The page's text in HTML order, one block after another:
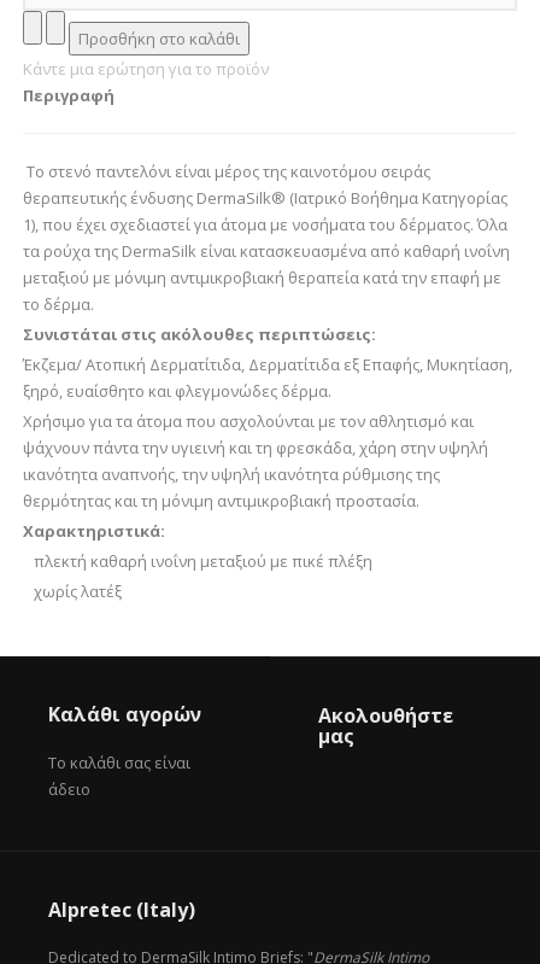
Κάντε μια ερώτηση για το προϊόν
Περιγραφή
Το στενό παντελόνι είναι μέρος της καινοτόμου σειράς
θεραπευτικής ένδυσης DermaSilk® (Ιατρικό Βοήθημα Κατηγορίας
1), που έχει σχεδιαστεί για άτομα με νοσήματα του δέρματος. Όλα
τα ρούχα της DermaSilk είναι κατασκευασμένα από καθαρή ινοΐνη
μεταξιού με μόνιμη αντιμικροβιακή θεραπεία κατά την επαφή με
το δέρμα.
Συνιστάται στις ακόλουθες περιπτώσεις:
Έκζεμα/ Ατοπική Δερματίτιδα, Δερματίτιδα εξ Επαφής, Μυκητίαση,
ξηρό, ευαίσθητο και φλεγμονώδες δέρμα.
Χρήσιμο για τα άτομα που ασχολούνται με τον αθλητισμό και
ψάχνουν πάντα την υγιεινή και τη φρεσκάδα, χάρη στην υψηλή
ικανότητα αναπνοής, την υψηλή ικανότητα ρύθμισης της
θερμότητας και τη μόνιμη αντιμικροβιακή προστασία.
Χαρακτηριστικά:
πλεκτή καθαρή ινοΐνη μεταξιού με πικέ πλέξη
χωρίς λατέξ
Καλάθι αγορών
Το καλάθι σας είναι
άδειο
Ακολουθήστε
μας
Alpretec (Italy)
Dedicated to DermaSilk Intimo Briefs: "DermaSilk Intimo